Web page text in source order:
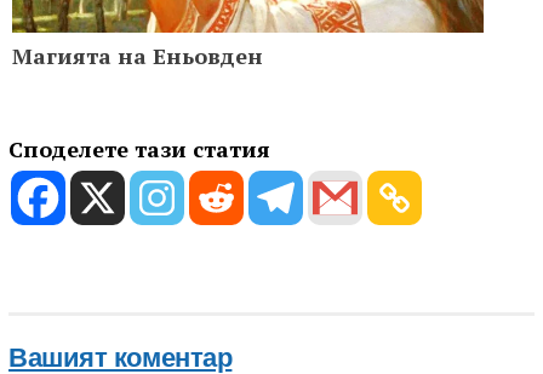
Магията на Еньовден
Споделете тази статия
Вашият коментар